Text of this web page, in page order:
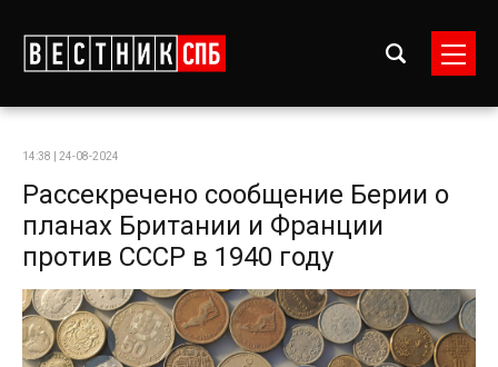
14:38 | 24-08-2024
Рассекречено сообщение Берии о
планах Британии и Франции
против СССР в 1940 году